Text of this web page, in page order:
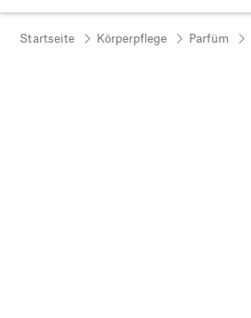
Startseite Körperpflege Parfüm